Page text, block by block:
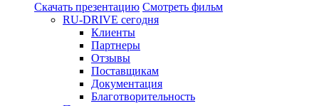
Скачать презентацию Смотреть фильм
RU-DRIVE сегодня
Клиенты
Партнеры
Отзывы
Поставщикам
Документация
Благотворительность